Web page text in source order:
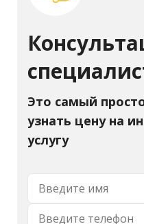
Это самый
узнать цену на
услугу